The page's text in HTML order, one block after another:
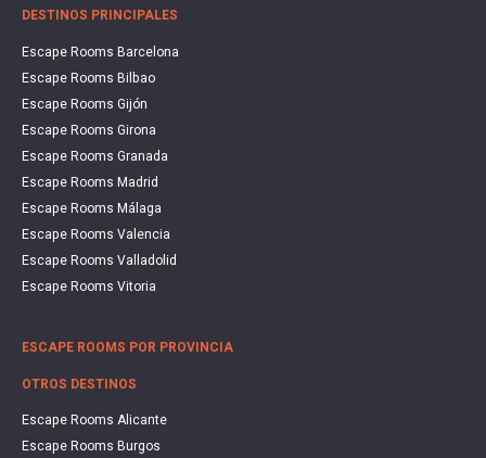
DESTINOS PRINCIPALES
Escape Rooms Barcelona
Escape Rooms Bilbao
Escape Rooms Gijón
Escape Rooms Girona
Escape Rooms Granada
Escape Rooms Madrid
Escape Rooms Málaga
Escape Rooms Valencia
Escape Rooms Valladolid
Escape Rooms Vitoria
ESCAPE ROOMS POR PROVINCIA
OTROS DESTINOS
Escape Rooms Alicante
Escape Rooms Burgos